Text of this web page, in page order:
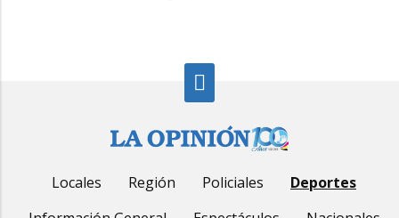
Locales Región Policiales
Deportes